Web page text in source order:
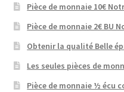
Pièce de monnaie 10€
Pièce de monnaie 2€ BU
Obtenir la qualité Belle
Les seules pièces de
Pièce de monnaie ½ écu